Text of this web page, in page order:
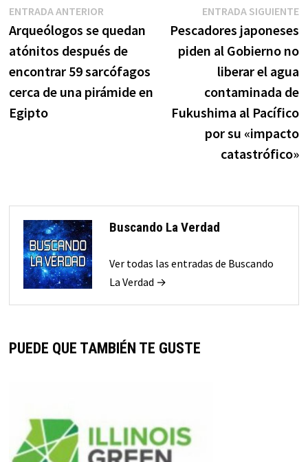
Navegación
de
entradas
ENTRADA ANTERIOREntrada
anterior:
Arqueólogos se quedan
atónitos después de
encontrar 59 sarcófagos
cerca de una pirámide en
Egipto
ENTRADA SIGUIENTE
Pescadores japoneses
piden al Gobierno no
liberar el agua
contaminada de
Fukushima al Pacífico
por su «impacto
catastrófico»
Buscando La Verdad
Ver todas las entradas de Buscando
La Verdad →
PUEDE QUE TAMBIÉN TE GUSTE